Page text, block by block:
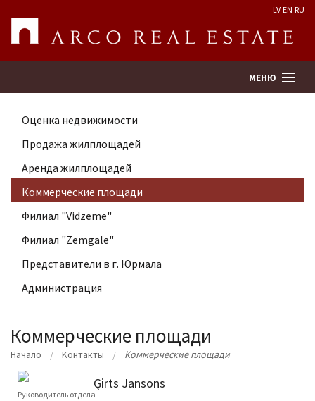
LV EN RU
МЕНЮ
Поиск
Оценка недвижимости
Предприятие
Kонтакты
Оценка недвижимости
Продажа жилплощадей
Аренда жилплощадей
Коммерческие площади
Филиал "Vidzeme"
Филиал "Zemgale"
Представители в г. Юрмала
Администрация
Коммерческие площади
Начало Kонтакты Коммерческие площади
Ģirts Jansons
Руководитель отдела